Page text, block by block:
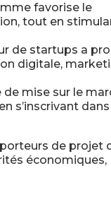
favorise le
tout en
de startups a
digitale,
mise sur le
s’inscrivant
de projet
économiques,